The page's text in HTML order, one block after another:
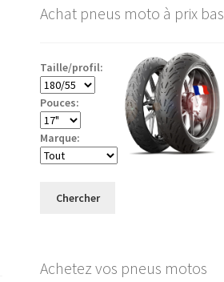
Achat pneus moto à prix bas
Taille/profil:
Pouces:
Marque:
Chercher
Achetez vos pneus motos